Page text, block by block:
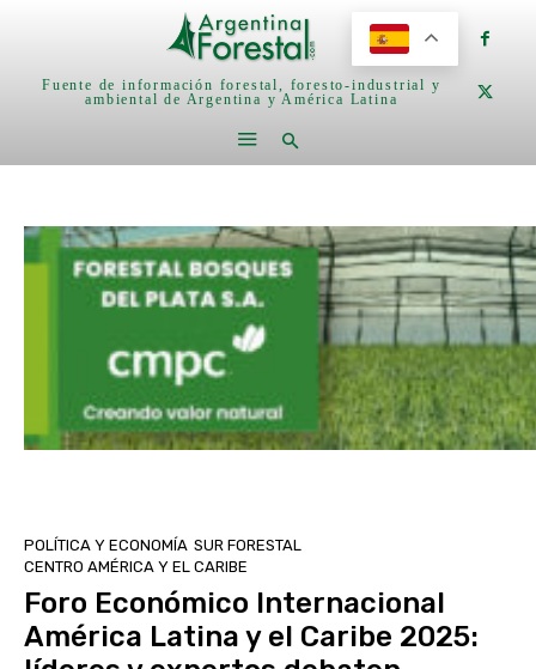
Fuente de información forestal, foresto-industrial y
ambiental de Argentina y América Latina
POLÍTICA Y ECONOMÍA SUR FORESTAL
CENTRO AMÉRICA Y EL CARIBE
Foro Económico Internacional
América Latina y el Caribe 2025: